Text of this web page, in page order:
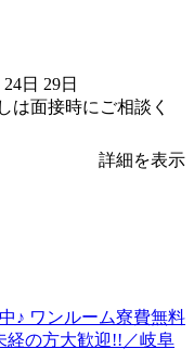
24日 29日
は面接時にご相談く
詳細を表示